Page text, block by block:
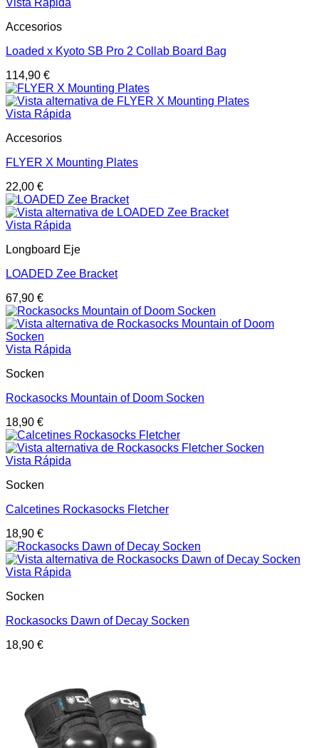
Vista Rápida
Accesorios
Loaded x Kyoto SB Pro 2 Collab Board Bag
114,90 €
Vista Rápida
Accesorios
FLYER X Mounting Plates
22,00 €
Vista Rápida
Longboard Eje
LOADED Zee Bracket
67,90 €
Vista Rápida
Socken
Rockasocks Mountain of Doom Socken
18,90 €
Vista Rápida
Socken
Calcetines Rockasocks Fletcher
18,90 €
Vista Rápida
Socken
Rockasocks Dawn of Decay Socken
18,90 €